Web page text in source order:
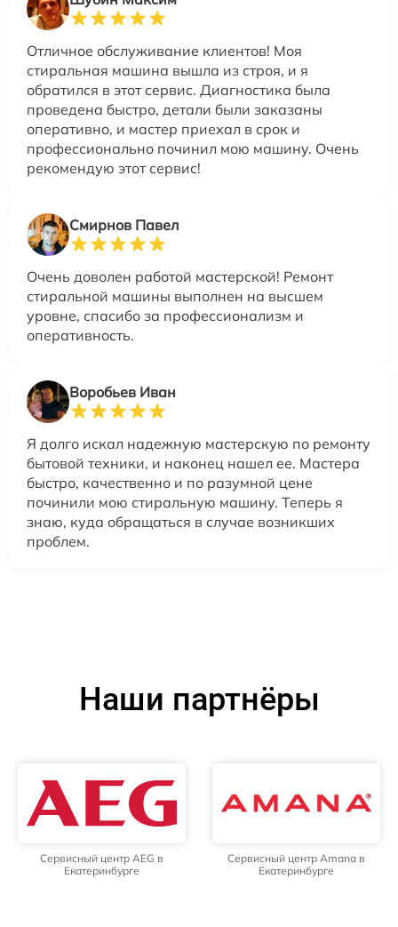
Отличное обслуживание клиентов! Моя
стиральная машина вышла из строя, и я
обратился в этот сервис. Диагностика была
проведена быстро, детали были заказаны
оперативно, и мастер приехал в срок и
профессионально починил мою машину. Очень
рекомендую этот сервис!
Смирнов Павел
Очень доволен работой мастерской! Ремонт
стиральной машины выполнен на высшем
уровне, спасибо за профессионализм и
оперативность.
Воробьев Иван
Я долго искал надежную мастерскую по ремонту
бытовой техники, и наконец нашел ее. Мастера
быстро, качественно и по разумной цене
починили мою стиральную машину. Теперь я
знаю, куда обращаться в случае возникших
проблем.
Наши партнёры
Сервисный центр AEG в
Екатеринбурге
Сервисный центр Amana в
Екатеринбурге